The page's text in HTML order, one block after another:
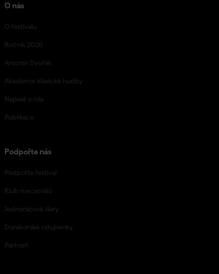
O nás
O festivalu
Ročník 2026
Antonín Dvořák
Akademie klasické hudby
Napsali o nás
Publikace
Podpořte nás
Podpořte festival
Klub mecenášů
Jednorázové dary
Donátorské vstupenky
Partneři